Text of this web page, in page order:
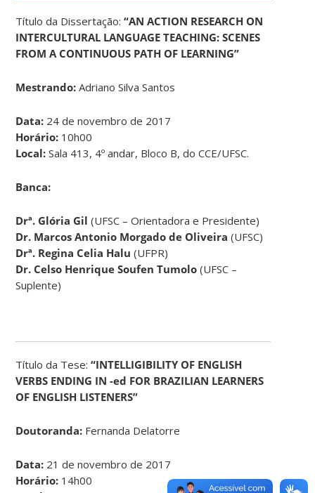
Título da Dissertação:“AN ACTION RESEARCH ON
INTERCULTURAL LANGUAGE TEACHING: SCENES
FROM A CONTINUOUS PATH OF LEARNING”
Mestrando: Adriano Silva Santos
Data: 24 de novembro de 2017
Horário: 10h00
Local:Sala 413, 4º andar, Bloco B, do CCE/UFSC.
Banca:
Drª. Glória Gil(UFSC – Orientadora e Presidente)
Dr. Marcos Antonio Morgado de Oliveira (UFSC)
Drª. Regina Celia Halu (UFPR)
Dr. Celso Henrique Soufen Tumolo(UFSC –
Suplente)
Título da Tese:“INTELLIGIBILITY OF ENGLISH
VERBS ENDING IN -ed FOR BRAZILIAN LEARNERS
OF ENGLISH LISTENERS”
Doutoranda: Fernanda Delatorre
Data: 21 de novembro de 2017
Horário: 14h00